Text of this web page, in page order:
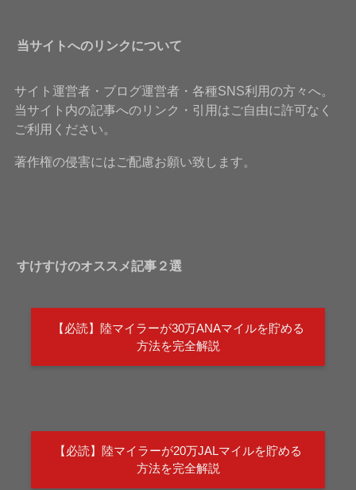
当サイトへのリンクについて
サイト運営者・ブログ運営者・各種SNS利用の方々へ。
当サイト内の記事へのリンク・引用はご自由に許可なく
ご利用ください。
著作権の侵害にはご配慮お願い致します。
すけすけのオススメ記事２選
【必読】陸マイラーが30万ANAマイルを貯める
方法を完全解説
【必読】陸マイラーが20万JALマイルを貯める
方法を完全解説